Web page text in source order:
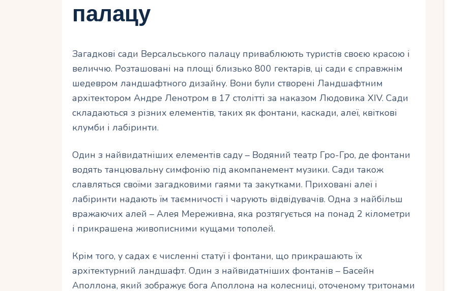
палацу
Загадкові сади Версальського палацу приваблюють туристів своєю красою і
величчю. Розташовані на площі близько 800 гектарів, ці сади є справжнім
шедевром ландшафтного дизайну. Вони були створені Ландшафтним
архітектором Андре Ленотром в 17 столітті за наказом Людовика XIV. Сади
складаються з різних елементів, таких як фонтани, каскади, алеї, квіткові
клумби і лабіринти.
Один з найвидатніших елементів саду – Водяний театр Гро-Гро, де фонтани
водять танцювальну симфонію під акомпанемент музики. Сади також
славляться своїми загадковими гаями та закутками. Приховані алеї і
лабіринти надають їм таємничості і чарують відвідувачів. Одна з найбільш
вражаючих алей – Алея Мереживна, яка розтягується на понад 2 кілометри
і прикрашена живописними кущами тополей.
Крім того, у садах є численні статуї і фонтани, що прикрашають їх
архітектурний ландшафт. Один з найвидатніших фонтанів – Басейн
Аполлона, який зображує бога Аполлона на колесниці, оточеному тритонами